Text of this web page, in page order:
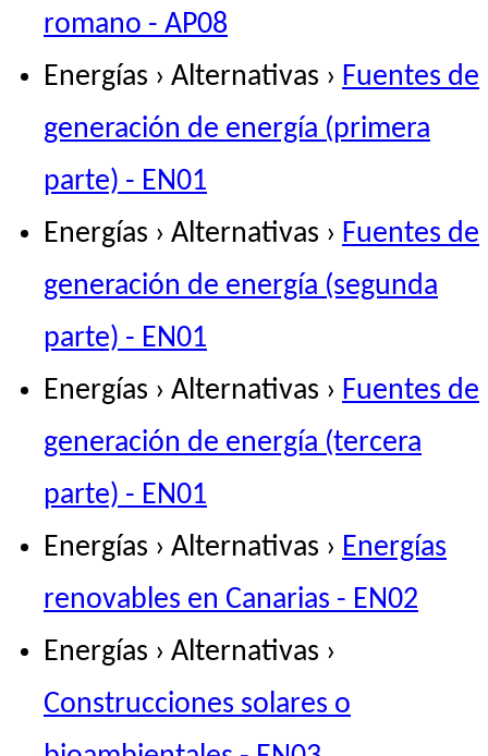
romano - AP08
Energías › Alternativas › Fuentes de
generación de energía (primera
parte) - EN01
Energías › Alternativas › Fuentes de
generación de energía (segunda
parte) - EN01
Energías › Alternativas › Fuentes de
generación de energía (tercera
parte) - EN01
Energías › Alternativas › Energías
renovables en Canarias - EN02
Energías › Alternativas ›
Construcciones solares o